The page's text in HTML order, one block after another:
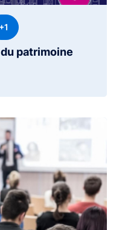
patrimoine
+1
à l’agenda